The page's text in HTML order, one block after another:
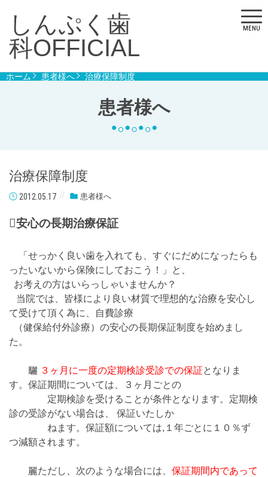
しんぷく歯
科OFFICIAL
MENU
患者様へ
ホーム 患者様へ 治療保障制度
治療保障制度
2012.05.17 患者様へ
安心の長期治療保証
「せっかく良い歯を入れても、すぐにだめになったらも
ったいないから保険にしておこう！」と、
お考えの方はいらっしゃいませんか？
当院では、皆様により良い材質で理想的な治療を安心し
て受けて頂く為に、自費診療
（健保給付外診療）の安心の長期保証制度を始めまし
た。
驪 ３ヶ月に一度の定期検診受診での保証となりま
す。保証期間については、３ヶ月ごとの
定期検診を受けることが条件となります。定期検
診の受診がない場合は、 保証いたしか
ねます。保証額については,１年ごとに１０％ず
つ減額されます。
麗ただし、次のような場合には、 保証期間内であって